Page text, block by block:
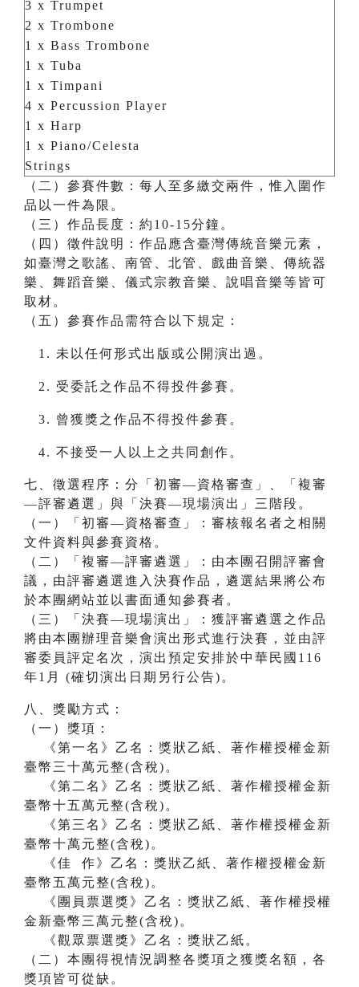
3 x Trumpet
2 x Trombone
1 x Bass Trombone
1 x Tuba
1 x Timpani
4 x Percussion Player
1 x Harp
1 x Piano/Celesta
Strings
（二）參賽件數：每人至多繳交兩件，惟入圍作
品以一件為限。
（三）作品長度：約10-15分鐘。
（四）徵件說明：作品應含臺灣傳統音樂元素，
如臺灣之歌謠、南管、北管、戲曲音樂、傳統器
樂、舞蹈音樂、儀式宗教音樂、說唱音樂等皆可
取材。
（五）參賽作品需符合以下規定：
未以任何形式出版或公開演出過。
受委託之作品不得投件參賽。
曾獲獎之作品不得投件參賽。
不接受一人以上之共同創作。
七、徵選程序：分「初審—資格審查」、「複審
—評審遴選」與「決賽—現場演出」三階段。
（一）「初審—資格審查」：審核報名者之相關
文件資料與參賽資格。
（二）「複審—評審遴選」：由本團召開評審會
議，由評審遴選進入決賽作品，遴選結果將公布
於本團網站並以書面通知參賽者。
（三）「決賽—現場演出」：獲評審遴選之作品
將由本團辦理音樂會演出形式進行決賽，並由評
審委員評定名次，演出預定安排於中華民國116
年1月 (確切演出日期另行公告)。
八、獎勵方式：
（一）獎項：
《第一名》乙名：獎狀乙紙、著作權授權金新
臺幣三十萬元整(含稅)。
《第二名》乙名：獎狀乙紙、著作權授權金新
臺幣十五萬元整(含稅)。
《第三名》乙名：獎狀乙紙、著作權授權金新
臺幣十萬元整(含稅)。
《佳 作》乙名：獎狀乙紙、著作權授權金新
臺幣五萬元整(含稅)。
《團員票選獎》乙名：獎狀乙紙、著作權授權
金新臺幣三萬元整(含稅)。
《觀眾票選獎》乙名：獎狀乙紙。
（二）本團得視情況調整各獎項之獲獎名額，各
獎項皆可從缺。